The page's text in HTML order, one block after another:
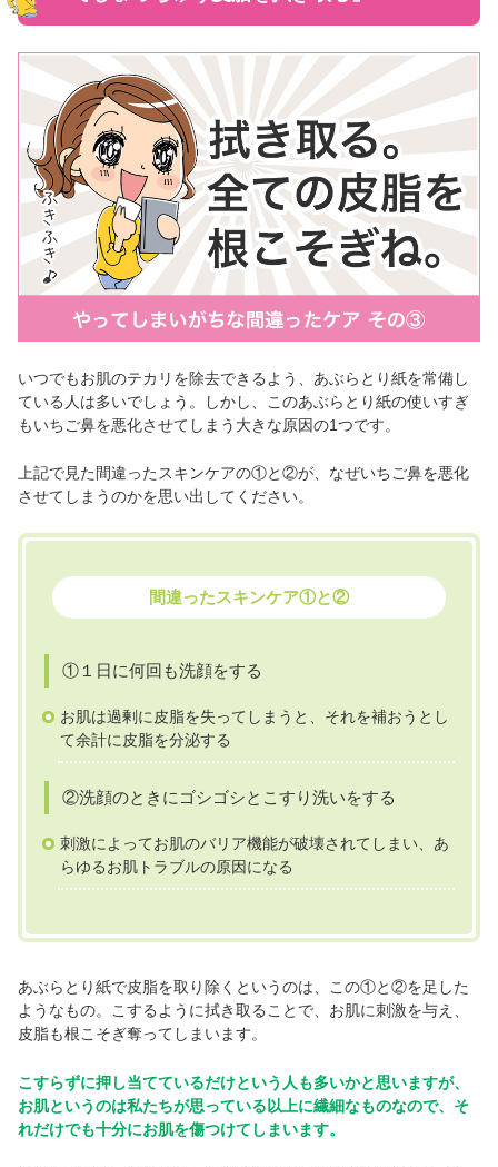
いつでもお肌のテカリを除去できるよう、あぶらとり紙を常備し
ている人は多いでしょう。しかし、このあぶらとり紙の使いすぎ
もいちご鼻を悪化させてしまう大きな原因の1つです。
上記で見た間違ったスキンケアの①と②が、なぜいちご鼻を悪化
させてしまうのかを思い出してください。
間違ったスキンケア①と②
①１日に何回も洗顔をする
お肌は過剰に皮脂を失ってしまうと、それを補おうとし
て余計に皮脂を分泌する
②洗顔のときにゴシゴシとこすり洗いをする
刺激によってお肌のバリア機能が破壊されてしまい、あ
らゆるお肌トラブルの原因になる
あぶらとり紙で皮脂を取り除くというのは、この①と②を足した
ようなもの。こするように拭き取ることで、お肌に刺激を与え、
皮脂も根こそぎ奪ってしまいます。
こすらずに押し当てているだけという人も多いかと思いますが、
お肌というのは私たちが思っている以上に繊細なものなので、そ
れだけでも十分にお肌を傷つけてしまいます。